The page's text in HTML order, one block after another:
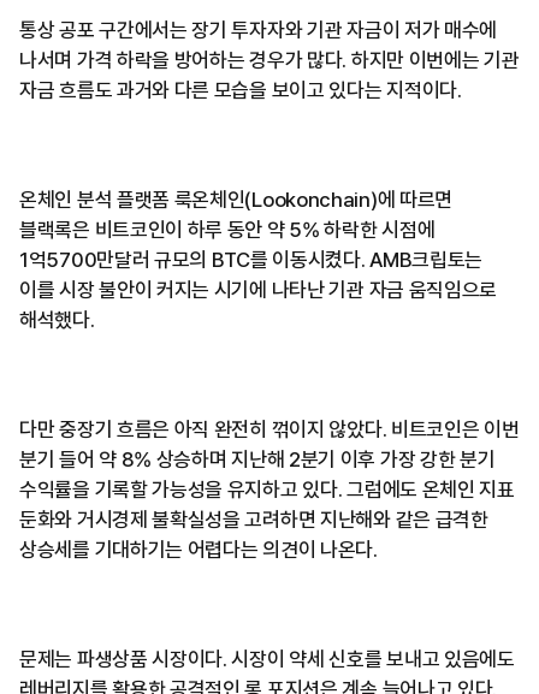
통상 공포 구간에서는 장기 투자자와 기관 자금이 저가 매수에
나서며 가격 하락을 방어하는 경우가 많다. 하지만 이번에는 기관
자금 흐름도 과거와 다른 모습을 보이고 있다는 지적이다.
온체인 분석 플랫폼 룩온체인(Lookonchain)에 따르면
블랙록은 비트코인이 하루 동안 약 5% 하락한 시점에
1억5700만달러 규모의 BTC를 이동시켰다. AMB크립토는
이를 시장 불안이 커지는 시기에 나타난 기관 자금 움직임으로
해석했다.
다만 중장기 흐름은 아직 완전히 꺾이지 않았다. 비트코인은 이번
분기 들어 약 8% 상승하며 지난해 2분기 이후 가장 강한 분기
수익률을 기록할 가능성을 유지하고 있다. 그럼에도 온체인 지표
둔화와 거시경제 불확실성을 고려하면 지난해와 같은 급격한
상승세를 기대하기는 어렵다는 의견이 나온다.
문제는 파생상품 시장이다. 시장이 약세 신호를 보내고 있음에도